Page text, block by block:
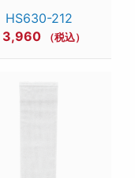
HS630-212
3,960 （税込）